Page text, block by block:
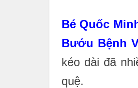
Bé Quốc
Bướu Bệnh
kéo dài đã
quệ.